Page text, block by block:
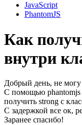
JavaScript
PhantomJS
Как
внутри
Добрый день, не могу
С помощью phantomjs
получить strong с
С задержкой все ок,
Заранее спасибо!